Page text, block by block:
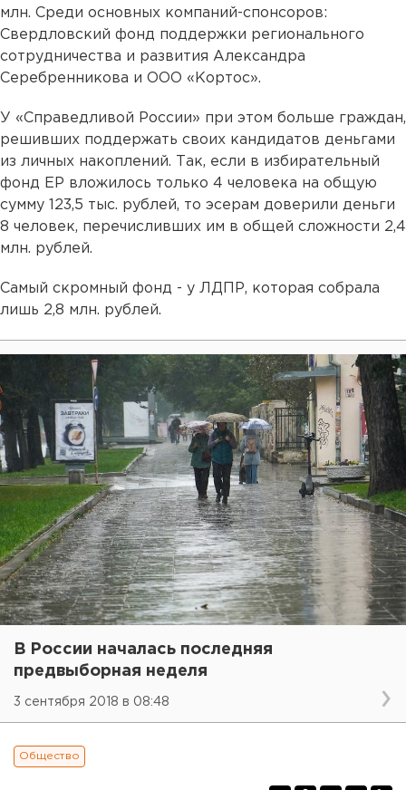
млн. Среди основных компаний-спонсоров:
Свердловский фонд поддержки регионального
сотрудничества и развития Александра
Серебренникова и ООО «Кортос».
У «Справедливой России» при этом больше граждан,
решивших поддержать своих кандидатов деньгами
из личных накоплений. Так, если в избирательный
фонд ЕР вложилось только 4 человека на общую
сумму 123,5 тыс. рублей, то эсерам доверили деньги
8 человек, перечисливших им в общей сложности 2,4
млн. рублей.
Самый скромный фонд - у ЛДПР, которая собрала
лишь 2,8 млн. рублей.
В России началась последняя
предвыборная неделя
3 сентября 2018 в 08:48
Общество